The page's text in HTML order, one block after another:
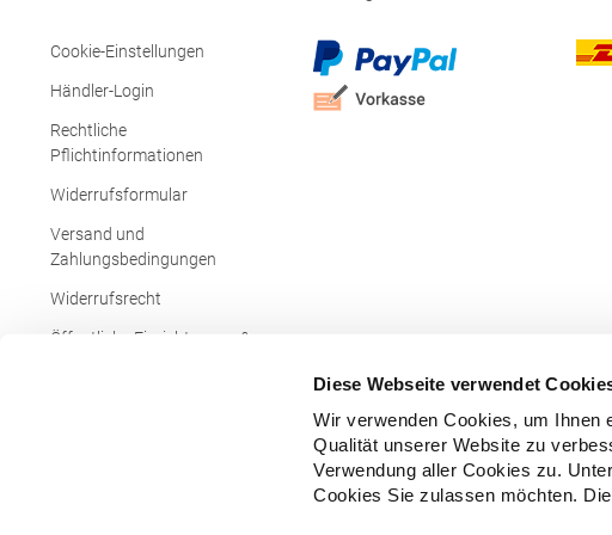
Diese Webseite verwendet
Wir verwenden Cookies, um Ihnen
Qualität unserer Website zu
Verwendung aller Cookies zu.
Cookies Sie zulassen möchten.
Cookie-Einstellungen
Händler-Login
Rechtliche
Pflichtinformationen
Widerrufsformular
Versand und
Zahlungsbedingungen
Widerrufsrecht
Öffentliche Einrichtungen &